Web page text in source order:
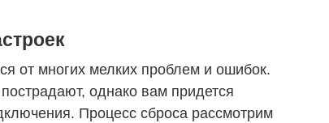
от многих мелких проблем и ошибок.
однако вам придется
Процесс сброса рассмотрим